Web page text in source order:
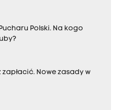
Polski. Na kogo
zapłacić. Nowe zasady w